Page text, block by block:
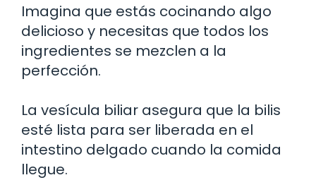
Imagina que estás cocinando algo
delicioso y necesitas que todos los
ingredientes se mezclen a la
perfección.
La vesícula biliar asegura que la bilis
esté lista para ser liberada en el
intestino delgado cuando la comida
llegue.